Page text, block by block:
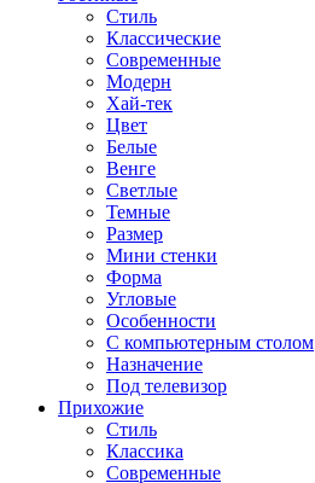
Стиль
Классические
Современные
Модерн
Хай-тек
Цвет
Белые
Венге
Светлые
Темные
Размер
Мини стенки
Форма
Угловые
Особенности
С компьютерным столом
Назначение
Под телевизор
Прихожие
Стиль
Классика
Современные